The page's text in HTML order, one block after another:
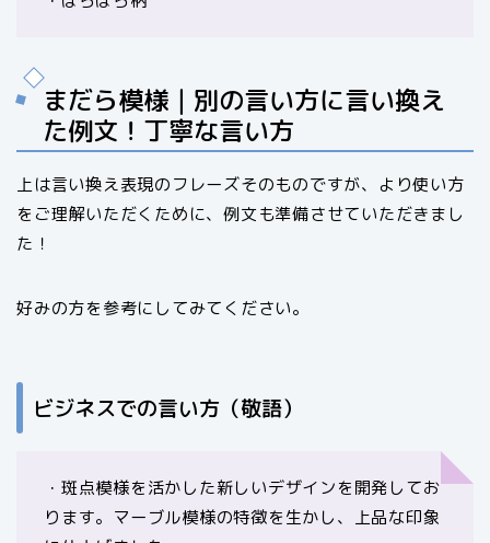
まだら模様｜別の言い方に言い換え
た例文！丁寧な言い方
上は言い換え表現のフレーズそのものですが、より使い方
をご理解いただくために、例文も準備させていただきまし
た！
好みの方を参考にしてみてください。
ビジネスでの言い方（敬語）
・斑点模様を活かした新しいデザインを開発してお
ります。マーブル模様の特徴を生かし、上品な印象